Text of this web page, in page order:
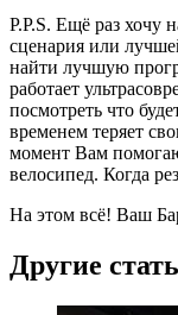
P.P.S. Ещё раз хочу
сценария или
найти лучшую
работает
посмотреть что
временем теряет
момент Вам
велосипед. Когда
На этом всё! Ваш
Другие